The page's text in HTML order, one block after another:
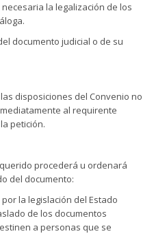
la legalización de los
documento judicial o de su
disposiciones del Convenio no
al requirente
petición.
procederá u ordenará
del documento:
la legislación del Estado
de los documentos
a personas que se